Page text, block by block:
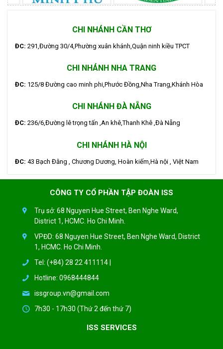
CHI NHÁNH CẦN THƠ
ĐC: 291,Đường 30/4,Phường xuân khánh,Quận ninh kiều TPCT
CHI NHÁNH NHA TRANG
ĐC: 125/8 Đường cao minh phi,Phước Đồng,Nha Trang,Khánh Hòa
CHI NHÁNH ĐÀ NẴNG
ĐC: 236/6,Đường lê trọng tấn ,An khê,Thanh Khê ,Đà Nẵng
CHI NHÁNH HÀ NỘI
ĐC: 43 Bạch Đằng , Chương Dương, Hoàn kiếm,Hà nội , Việt Nam
CÔNG TY CỔ PHẦN TẬP ĐOÀN ISS
Trụ sở: 68 Nguyen Hue Street, Ben Nghe Ward,
District 1, HCMC. Ho Chi Minh.
VPĐD: 68 Nguyen Hue Street, Ben Nghe Ward, District
1, HCMC. Ho Chi Minh.
Tel: (+84) 28 22 411114 |
Hotline: 0968444844
issgroup.vn@gmail.com
7h30 - 17h30 (Thứ 2 đến thứ 7)
ISS SERVICES